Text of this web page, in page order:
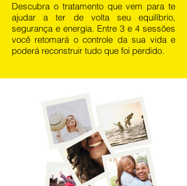
Descubra o tratamento que vem para te
ajudar a ter de volta seu equilíbrio,
segurança e energia. Entre 3 e 4 sessões
você retomará o controle da sua vida e
poderá reconstruir tudo que foi perdido.